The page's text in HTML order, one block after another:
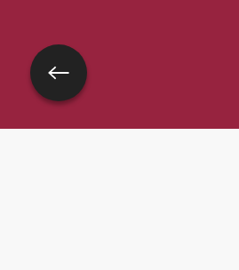
Volver